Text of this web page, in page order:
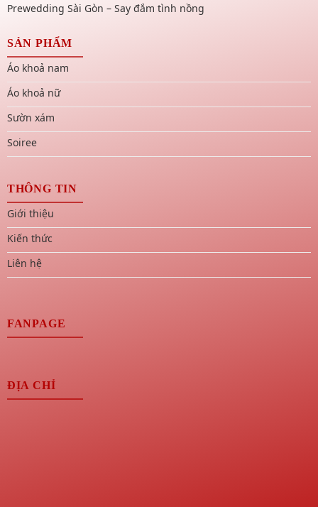
Prewedding Sài Gòn – Say đắm tình nồng
SẢN PHẨM
Áo khoả nam
Áo khoả nữ
Sườn xám
Soiree
THÔNG TIN
Giới thiệu
Kiến thức
Liên hệ
FANPAGE
ĐỊA CHỈ